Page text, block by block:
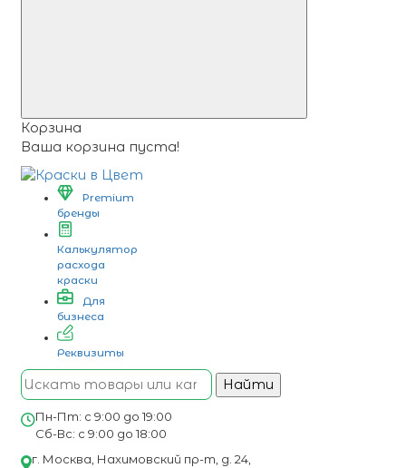
Корзина
Ваша корзина пуста!
Premium
бренды
Калькулятор
расхода
краски
Для
бизнеса
Реквизиты
Найти
Пн-Пт: с 9:00 до 19:00
Сб-Вс: с 9:00 до 18:00
г. Москва, Нахимовский пр-т, д. 24,